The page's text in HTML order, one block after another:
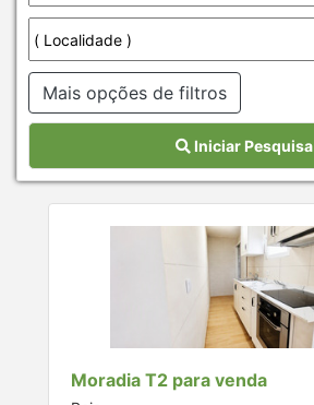
Mais opções de filtros
Iniciar Pesquisa
Moradia T2 para venda